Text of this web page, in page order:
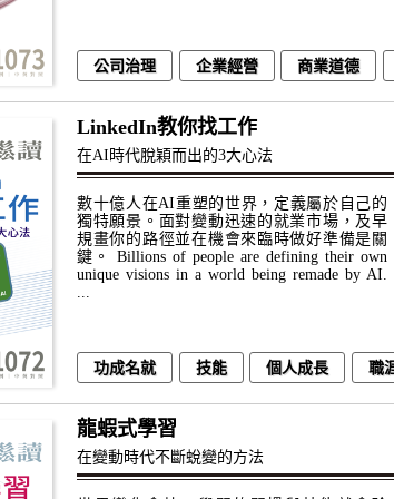
公司治理 企業經營 商業道德
LinkedIn教你找工作
在AI時代脫穎而出的3大心法
數十億人在AI重塑的世界，定義屬於自己的
獨特願景。面對變動迅速的就業市場，及早
規畫你的路徑並在機會來臨時做好準備是關
鍵。 Billions of people are defining their own
unique visions in a world being remade by AI.
...
功成名就 技能 個人成長 職
龍蝦式學習
在變動時代不斷蛻變的方法